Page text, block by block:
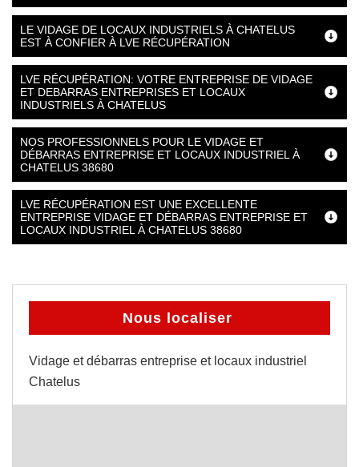
LE VIDAGE DE LOCAUX INDUSTRIELS À CHATELUS
EST À CONFIER À LVE RÉCUPÉRATION
LVE RÉCUPÉRATION: VOTRE ENTREPRISE DE VIDAGE
ET DEBARRAS ENTREPRISES ET LOCAUX
INDUSTRIELS À CHATELUS
NOS PROFESSIONNELS POUR LE VIDAGE ET
DÉBARRAS ENTREPRISE ET LOCAUX INDUSTRIEL À
CHATELUS 38680
LVE RÉCUPÉRATION EST UNE EXCELLENTE
ENTREPRISE VIDAGE ET DÉBARRAS ENTREPRISE ET
LOCAUX INDUSTRIEL À CHATELUS 38680
Nous localiser
Vidage et débarras entreprise et locaux industriel
Chatelus